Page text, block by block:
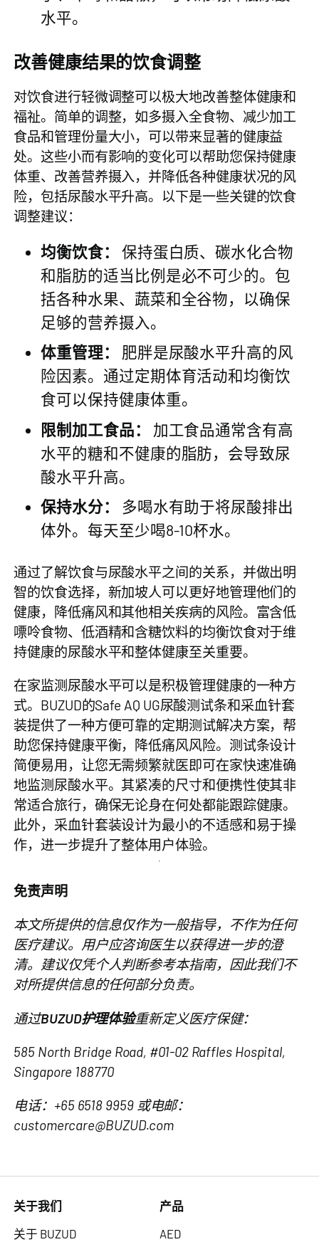
水平。
改善健康结果的饮食调整
对饮食进行轻微调整可以极大地改善整体健康和
福祉。简单的调整，如多摄入全食物、减少加工
食品和管理份量大小，可以带来显著的健康益
处。这些小而有影响的变化可以帮助您保持健康
体重、改善营养摄入，并降低各种健康状况的风
险，包括尿酸水平升高。以下是一些关键的饮食
调整建议：
均衡饮食：
保持蛋白质、碳水化合物
和脂肪的适当比例是必不可少的。包
括各种水果、蔬菜和全谷物，以确保
足够的营养摄入。
体重管理：
肥胖是尿酸水平升高的风
险因素。通过定期体育活动和均衡饮
食可以保持健康体重。
限制加工食品：
加工食品通常含有高
水平的糖和不健康的脂肪，会导致尿
酸水平升高。
保持水分：
多喝水有助于将尿酸排出
体外。每天至少喝8-10杯水。
通过了解饮食与尿酸水平之间的关系，并做出明
智的饮食选择，新加坡人可以更好地管理他们的
健康，降低痛风和其他相关疾病的风险。富含低
嘌呤食物、低酒精和含糖饮料的均衡饮食对于维
持健康的尿酸水平和整体健康至关重要。
在家监测尿酸水平可以是积极管理健康的一种方
式。 BUZUD的Safe AQ UG尿酸测试条和采血针套
装提供了一种方便可靠的定期测试解决方案，帮
助您保持健康平衡，降低痛风风险。测试条设计
简便易用，让您无需频繁就医即可在家快速准确
地监测尿酸水平。其紧凑的尺寸和便携性使其非
常适合旅行，确保无论身在何处都能跟踪健康。
此外，采血针套装设计为最小的不适感和易于操
作，进一步提升了整体用户体验。
免责声明
本文所提供的信息仅作为一般指导，不作为任何
医疗建议。用户应咨询医生以获得进一步的澄
清。建议仅凭个人判断参考本指南，因此我们不
对所提供信息的任何部分负责。
通过BUZUD护理体验重新定义医疗保健：
585 North Bridge Road, #01-02 Raffles Hospital,
Singapore 188770
电话：+65 6518 9959 或电邮：
customercare@BUZUD.com
关于我们
关于 BUZUD
产品
AED